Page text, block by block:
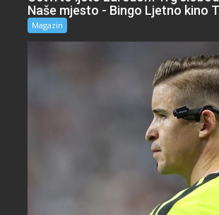
Naše mjesto - Bingo Ljetno kino
Magazin